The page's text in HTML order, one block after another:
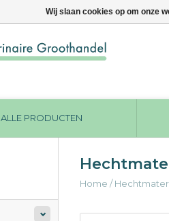
ALLE PRODUCTEN
Home /
Wij slaan cookies op om onze